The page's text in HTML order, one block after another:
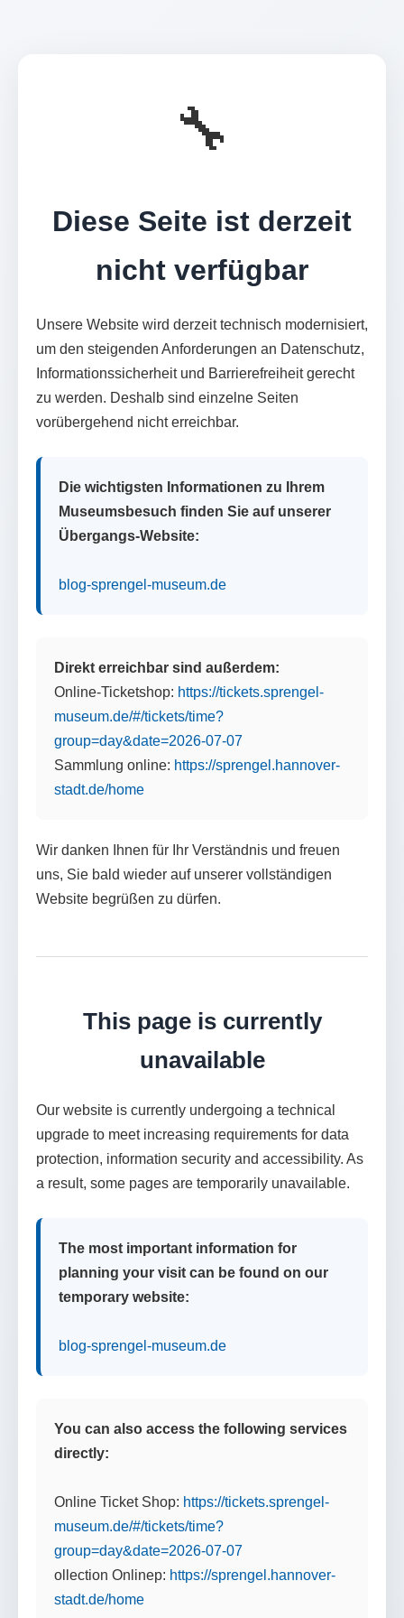
🔧
Diese Seite ist derzeit
nicht verfügbar
Unsere Website wird derzeit technisch modernisiert,
um den steigenden Anforderungen an Datenschutz,
Informationssicherheit und Barrierefreiheit gerecht
zu werden. Deshalb sind einzelne Seiten
vorübergehend nicht erreichbar.
Die wichtigsten Informationen zu Ihrem
Museumsbesuch finden Sie auf unserer
Übergangs-Website:
blog-sprengel-museum.de
Direkt erreichbar sind außerdem:
Online-Ticketshop: https://tickets.sprengel-
museum.de/#/tickets/time?
group=day&date=2026-07-07
Sammlung online: https://sprengel.hannover-
stadt.de/home
Wir danken Ihnen für Ihr Verständnis und freuen
uns, Sie bald wieder auf unserer vollständigen
Website begrüßen zu dürfen.
This page is currently
unavailable
Our website is currently undergoing a technical
upgrade to meet increasing requirements for data
protection, information security and accessibility. As
a result, some pages are temporarily unavailable.
The most important information for
planning your visit can be found on our
temporary website:
blog-sprengel-museum.de
You can also access the following services
directly:
Online Ticket Shop: https://tickets.sprengel-
museum.de/#/tickets/time?
group=day&date=2026-07-07
ollection Onlinep: https://sprengel.hannover-
stadt.de/home